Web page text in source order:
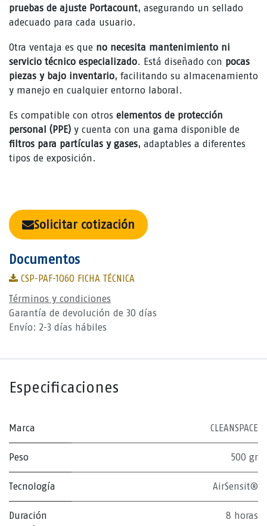
pruebas de ajuste Portacount, asegurando un sellado
adecuado para cada usuario.
Otra ventaja es que no necesita mantenimiento ni
servicio técnico especializado. Está diseñado con pocas
piezas y bajo inventario, facilitando su almacenamiento
y manejo en cualquier entorno laboral.
Es compatible con otros elementos de protección
personal (PPE) y cuenta con una gama disponible de
filtros para partículas y gases, adaptables a diferentes
tipos de exposición.
Solicitar cotización
Documentos
CSP-PAF-1060 FICHA TÉCNICA
Términos y condiciones
Garantía de devolución de 30 días
Envío: 2-3 días hábiles
Especificaciones
Marca CLEANSPACE
Peso 500 gr
Tecnología AirSensit®
Duración
8 horas